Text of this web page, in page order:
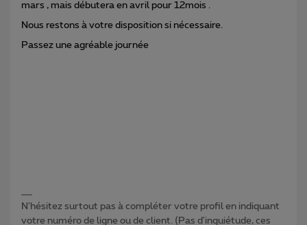
mars , mais débutera en avril pour 12mois .
Nous restons à votre disposition si nécessaire.
Passez une agréable journée
N'hésitez surtout pas à compléter votre profil en indiquant
votre numéro de ligne ou de client. (Pas d'inquiétude, ces